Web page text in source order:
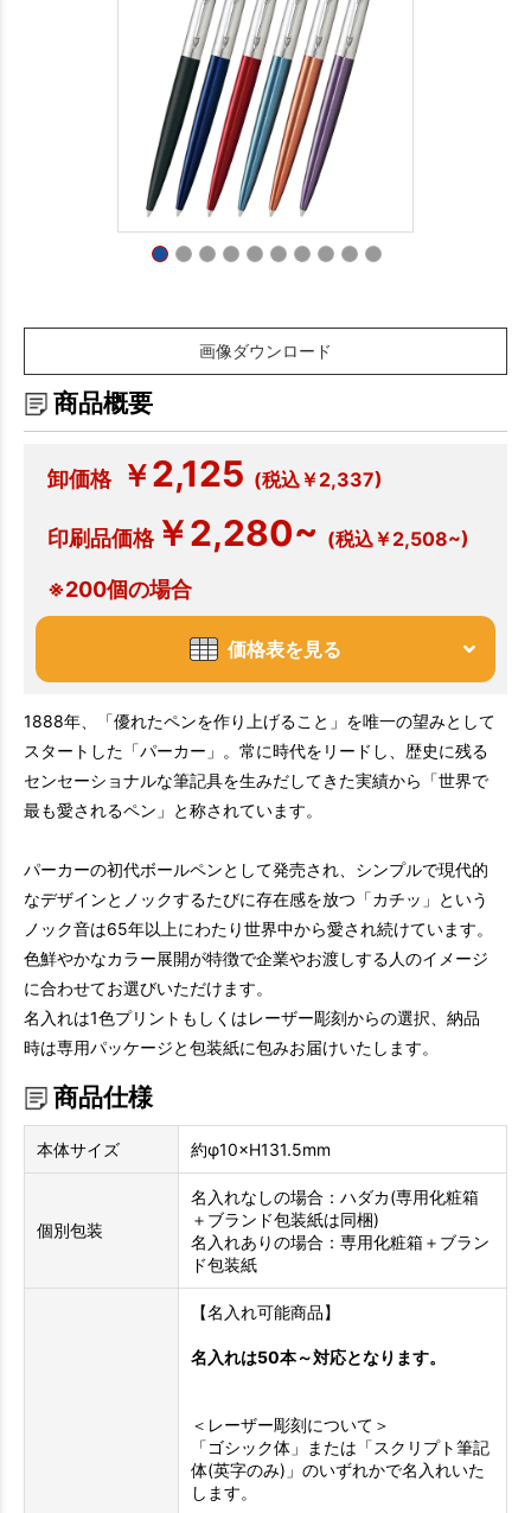
画像ダウンロード
商品概要
卸価格 ￥2,125 (税込￥2,337)
印刷品価格￥2,280~ (税込￥2,508~)
※200個の場合
価格表を見る
1888年、「優れたペンを作り上げること」を唯一の望みとして
スタートした「パーカー」。常に時代をリードし、歴史に残る
センセーショナルな筆記具を生みだしてきた実績から「世界で
最も愛されるペン」と称されています。
パーカーの初代ボールペンとして発売され、シンプルで現代的
なデザインとノックするたびに存在感を放つ「カチッ」という
ノック音は65年以上にわたり世界中から愛され続けています。
色鮮やかなカラー展開が特徴で企業やお渡しする人のイメージ
に合わせてお選びいただけます。
名入れは1色プリントもしくはレーザー彫刻からの選択、納品
時は専用パッケージと包装紙に包みお届けいたします。
商品仕様
本体サイズ 約φ10×H131.5mm
個別包装
名入れなしの場合：ハダカ(専用化粧箱
＋ブランド包装紙は同梱)
名入れありの場合：専用化粧箱＋ブラン
ド包装紙
【名入れ可能商品】
名入れは50本～対応となります。
＜レーザー彫刻について＞
「ゴシック体」または「スクリプト筆記
体(英字のみ)」のいずれかで名入れいた
します。